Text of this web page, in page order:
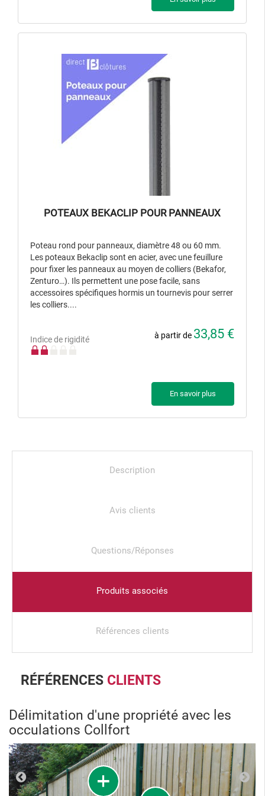
POTEAUX BEKACLIP POUR PANNEAUX
Poteau rond pour panneaux, diamètre 48 ou 60 mm.
Les poteaux Bekaclip sont en acier, avec une feuillure
pour fixer les panneaux au moyen de colliers (Bekafor,
Zenturo…). Ils permettent une pose facile, sans
accessoires spécifiques hormis un tournevis pour serrer
les colliers....
Indice de rigidité à partir de 33,85 €
En savoir plus
Description
Avis clients
Questions/Réponses
Produits associés
Références clients
RÉFÉRENCES CLIENTS
Délimitation d'une propriété avec les
occulations Collfort